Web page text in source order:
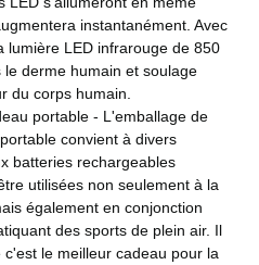
instantanément. Avec
lumière LED infrarouge de 850
derme humain et soulage
du corps humain.
portable - L'emballage de
convient à divers
batteries rechargeables
utilisées non seulement à la
également en conjonction
des sports de plein air. Il
le meilleur cadeau pour la